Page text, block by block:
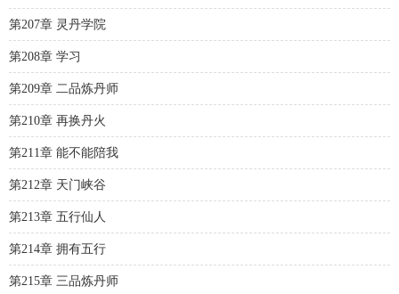
第207章 灵丹学院
第208章 学习
第209章 二品炼丹师
第210章 再换丹火
第211章 能不能陪我
第212章 天门峡谷
第213章 五行仙人
第214章 拥有五行
第215章 三品炼丹师